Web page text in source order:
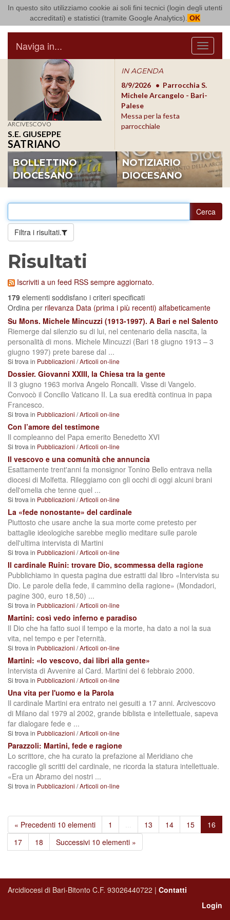
In questo sito utilizziamo cookie ai soli fini tecnici (login degli utenti
accreditati) e statistici (tramite Google Analytics). OK
Arcidiocesi di Bari Bitonto
Menu
Naviga in...
ARCIVESCOVO
S.E. GIUSEPPE
SATRIANO
IN AGENDA
8/17/2026
Conversano
Conferenza Episcopale
Pugliese
8/9/2026
Parrocchia S.
Michele Arcangelo - Bari-
Palese
Messa per la festa
parrocchiale
BOLLETTINO
DIOCESANO
NOTIZIARIO
DIOCESANO
Filtra i risultati.
Risultati
Iscriviti a un feed RSS sempre aggiornato.
179 elementi soddisfano i criteri specificati
Ordina per rilevanza Data (prima i più recenti) alfabeticamente
Su Mons. Michele Mincuzzi (1913-1997). A Bari e nel Salento
Riemerge dal silenzio su di lui, nel centenario della nascita, la
personalità di mons. Michele Mincuzzi (Bari 18 giugno 1913 – 3
giugno 1997) prete barese dal ...
Si trova in Pubblicazioni /Articoli on-line
Dossier. Giovanni XXIII, la Chiesa tra la gente
Il 3 giugno 1963 moriva Angelo Roncalli. Visse di Vangelo.
Convocò il Concilio Vaticano II. La sua eredità continua in papa
Francesco.
Si trova in Pubblicazioni /Articoli on-line
Con l’amore del testimone
Il compleanno del Papa emerito Benedetto XVI
Si trova in Pubblicazioni /Articoli on-line
Il vescovo e una comunità che annuncia
Esattamente trent'anni fa monsignor Tonino Bello entrava nella
diocesi di Molfetta. Rileggiamo con gli occhi di oggi alcuni brani
dell'omelia che tenne quel ...
Si trova in Pubblicazioni /Articoli on-line
La «fede nonostante» del cardinale
Piuttosto che usare anche la sua morte come pretesto per
battaglie ideologiche sarebbe meglio meditare sulle parole
dell'ultima intervista di Martini
Si trova in Pubblicazioni /Articoli on-line
Il cardinale Ruini: trovare Dio, scommessa della ragione
Pubblichiamo in questa pagina due estratti dal libro «Intervista su
Dio. Le parole della fede, il cammino della ragione» (Mondadori,
pagine 300, euro 18,50) ...
Si trova in Pubblicazioni /Articoli on-line
Martini: così vedo inferno e paradiso
Il Dio che ha fatto suoi il tempo e la morte, ha dato a noi la sua
vita, nel tempo e per l'eternità.
Si trova in Pubblicazioni /Articoli on-line
Martini: «Io vescovo, dai libri alla gente»
Intervista di Avvenire al Card. Martini del 6 febbraio 2000.
Si trova in Pubblicazioni /Articoli on-line
Una vita per l'uomo e la Parola
Il cardinale Martini era entrato nei gesuiti a 17 anni. Arcivescovo
di Milano dal 1979 al 2002, grande biblista e intellettuale, sapeva
far dialogare fede e ...
Si trova in Pubblicazioni /Articoli on-line
Parazzoli: Martini, fede e ragione
Lo scrittore, che ha curato la prefazione al Meridiano che
raccoglie gli scritti del cardinale, ne ricorda la statura intellettuale.
«Era un Abramo dei nostri ...
Si trova in Pubblicazioni /Articoli on-line
« Precedenti 10 elementi 1 13 14 15
16
17
18 Successivi 10 elementi »
Arcidiocesi di Bari-Bitonto C.F. 93026440722 | Contatti
Login